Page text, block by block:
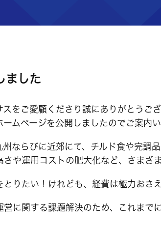
ました
をご愛顧くださり誠にありがとうござ
ムページを公開しましたのでご案内い
ならびに近郊にて、チルド食や完調
や運用コストの肥大化など、さまざ
とりたい！けれども、経費は極力おさえ
営に関する課題解決のため、これまで